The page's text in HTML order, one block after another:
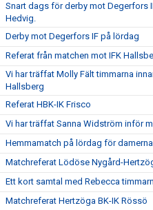
Snart dags för derby mot Degerfors
Hedvig.
Derby mot Degerfors IF på lördag
Referat från matchen mot IFK
Vi har träffat Molly Fält timmarna
Hallsberg
Referat HBK-IK Frisco
Vi har träffat Sanna Widström inför
Hemmamatch på lördag för damerna
Matchreferat Lödöse Nygård-
Ett kort samtal med Rebecca
Matchreferat Hertzöga BK-IK Rössö